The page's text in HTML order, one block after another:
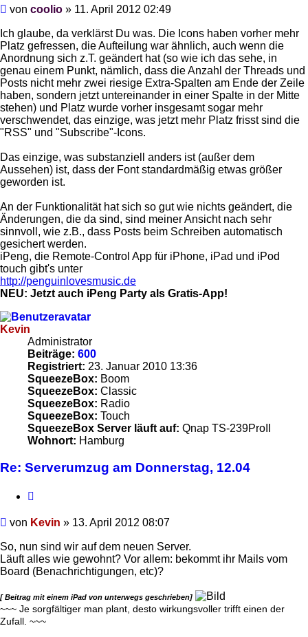
Beitrag
von coolio » 11. April 2012 02:49
Ich glaube, da verklärst Du was. Die Icons haben vorher mehr
Platz gefressen, die Aufteilung war ähnlich, auch wenn die
Anordnung sich z.T. geändert hat (so wie ich das sehe, in
genau einem Punkt, nämlich, dass die Anzahl der Threads und
Posts nicht mehr zwei riesige Extra-Spalten am Ende der Zeile
haben, sondern jetzt untereinander in einer Spalte in der Mitte
stehen) und Platz wurde vorher insgesamt sogar mehr
verschwendet, das einzige, was jetzt mehr Platz frisst sind die
"RSS" und "Subscribe"-Icons.
Das einzige, was substanziell anders ist (außer dem
Aussehen) ist, dass der Font standardmäßig etwas größer
geworden ist.
An der Funktionalität hat sich so gut wie nichts geändert, die
Änderungen, die da sind, sind meiner Ansicht nach sehr
sinnvoll, wie z.B., dass Posts beim Schreiben automatisch
gesichert werden.
iPeng, die Remote-Control App für iPhone, iPad und iPod
touch gibt's unter
http://penguinlovesmusic.de
NEU: Jetzt auch iPeng Party als Gratis-App!
Kevin
Administrator
Beiträge: 600
Registriert: 23. Januar 2010 13:36
SqueezeBox: Boom
SqueezeBox: Classic
SqueezeBox: Radio
SqueezeBox: Touch
SqueezeBox Server läuft auf: Qnap TS-239ProII
Wohnort: Hamburg
Re: Serverumzug am Donnerstag, 12.04
Beitrag
von Kevin » 13. April 2012 08:07
So, nun sind wir auf dem neuen Server.
Läuft alles wie gewohnt? Vor allem: bekommt ihr Mails vom
Board (Benachrichtigungen, etc)?
[ Beitrag mit einem iPad von unterwegs geschrieben]
~~~ Je sorgfältiger man plant, desto wirkungsvoller trifft einen der
Zufall. ~~~